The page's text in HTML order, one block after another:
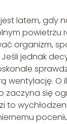
latem, gdy
powietrzu
organizm,
jednak
wentylację.
zaczyna się
to